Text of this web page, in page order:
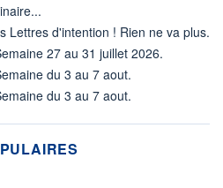
Lettres d'intention ! Rien ne va plus.
27 au 31 juillet 2026.
du 3 au 7 aout.
du 3 au 7 aout.